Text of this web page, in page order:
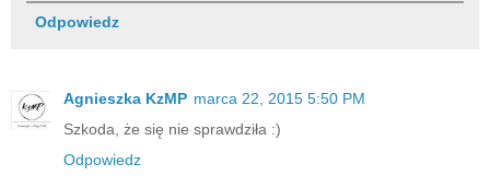
Odpowiedz
Agnieszka KzMP marca 22, 2015 5:50 PM
Szkoda, że się nie sprawdziła :)
Odpowiedz